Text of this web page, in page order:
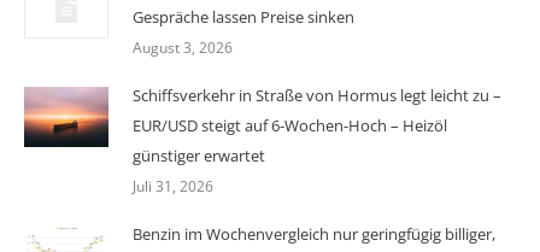
Gespräche lassen Preise sinken
August 3, 2026
Schiffsverkehr in Straße von Hormus legt leicht zu –
EUR/USD steigt auf 6-Wochen-Hoch – Heizöl
günstiger erwartet
Juli 31, 2026
Benzin im Wochenvergleich nur geringfügig billiger,